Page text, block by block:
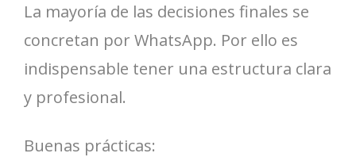
La mayoría de las decisiones finales se
concretan por WhatsApp. Por ello es
indispensable tener una estructura clara
y profesional.
Buenas prácticas: